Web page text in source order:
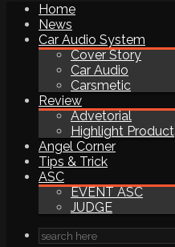
Home
News
Car Audio System
Cover Story
Car Audio
Carsmetic
Review
Advetorial
Highlight Product
Angel Corner
Tips & Trick
ASC
EVENT ASC
JUDGE